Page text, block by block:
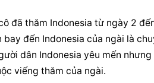
đã thăm Indonesia từ ngày 2
đến Indonesia của ngài là
dân Indonesia yêu mến nhưng
viếng thăm của ngài.